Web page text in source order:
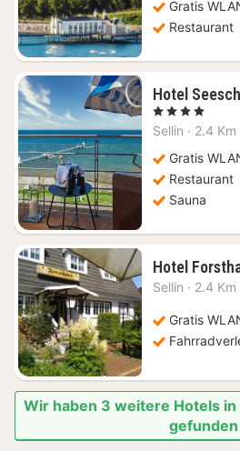
Gratis
Restaurant
Hotel
, 4 Sterne
Sellin · 2.4
Gratis
Restaurant
Sauna
Hotel
Sellin · 2.4
Gratis
Wir haben 3 weitere Hotels in
gefunden